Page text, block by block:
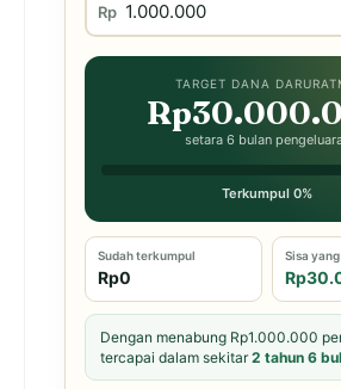
Rp
TARGET DANA
setara 6 bulan
Terkumpul 0%
Sudah terkumpul
Rp0
Sisa
Dengan menabung Rp1.000.000
tercapai dalam sekitar2 tahun 6